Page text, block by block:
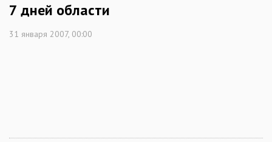
7 дней области
31 января 2007, 00:00